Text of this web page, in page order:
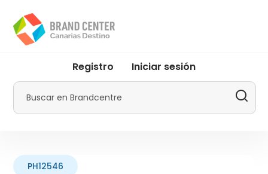
contenido
principal
menu
Promotur
Registro Iniciar sesión
Buscar
PH12546